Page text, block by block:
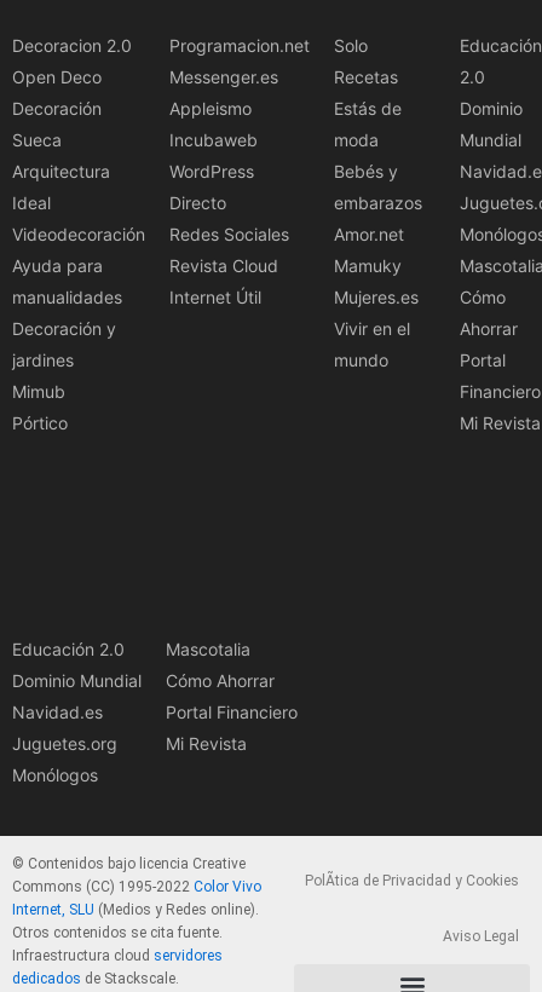
Decoracion 2.0
Open Deco
Decoración
Sueca
Arquitectura
Ideal
Videodecoración
Ayuda para
manualidades
Decoración y
jardines
Mimub
Pórtico
Programacion.net
Messenger.es
Appleismo
Incubaweb
WordPress
Directo
Redes Sociales
Revista Cloud
Internet Útil
Solo
Recetas
Estás de
moda
Bebés y
embarazos
Amor.net
Mamuky
Mujeres.es
Vivir en el
mundo
Educación
2.0
Dominio
Mundial
Cómo
Ahorrar
Portal
Financiero
Mi Revista
Educación 2.0
Dominio Mundial
Navidad.es
Juguetes.org
Monólogos
Mascotalia
Cómo Ahorrar
Portal Financiero
Mi Revista
© Contenidos bajo licencia Creative
Commons (CC) 1995-2022 Color Vivo
Internet, SLU (Medios y Redes online).
Otros contenidos se cita fuente.
Infraestructura cloud servidores
dedicados de Stackscale.
PolÃ­tica de Privacidad y Cookies
Aviso Legal